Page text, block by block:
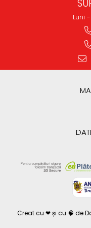
Luni
Creat cu ❤ și cu 🧠 de